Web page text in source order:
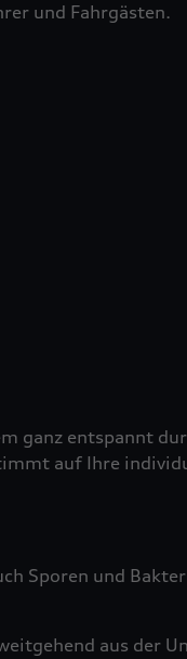
und Fahrgästen.
ganz entspannt
auf Ihre
Sporen und
aus der